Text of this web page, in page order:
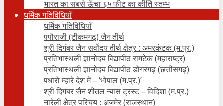
भारत का सबसे ऊँचा ६५ फीट का कीर्ति स्तम्भ
धर्मिक गतिविधियाँ
धर्मिक गतिविधियाँ
पपौराजी (टीकमगढ़) जैन तीर्थ
श्री दिगंबर जैन सर्वोदय तीर्थ क्षेत्र : अमरकंटक (म.प्र.)
प्रतिभास्थली ज्ञानोदय विद्यापीठ रामटेक (महाराष्ट्र)
प्रतिभास्थली ज्ञानोदय विद्यापीठ डोंगरगढ़ (छत्तीसगढ़)
पधारो म्हारे देश में – ‘भोपाल (म.प्र.)’
श्री दिगंबर जैन शीतल न्यास ट्रस्ट – विदिशा (म.प्र.)
नारेली क्षेत्र परिचय : अजमेर (राजस्थान)